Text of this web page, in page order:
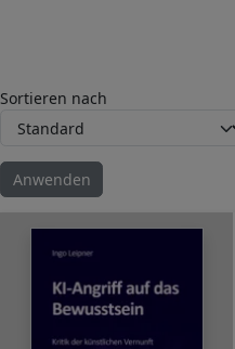
Sortieren nach